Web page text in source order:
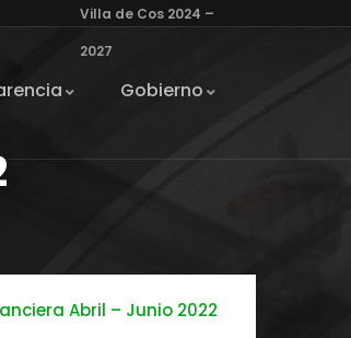
Villa de Cos 2024 –
2027
Gobierno
Abril – Junio 2022